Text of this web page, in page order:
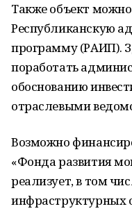
Также объект
Республиканскую
программу (РАИП).
поработать
обоснованию
отраслевыми
Возможно
«Фонда развития
реализует, в том
инфраструктурных